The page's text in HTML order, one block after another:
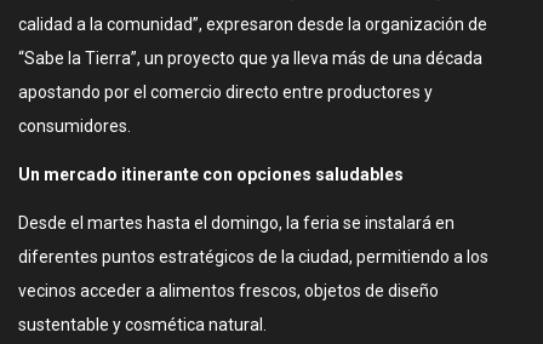
calidad a la comunidad”, expresaron desde la organización de
“Sabe la Tierra”, un proyecto que ya lleva más de una década
apostando por el comercio directo entre productores y
consumidores.
Un mercado itinerante con opciones saludables
Desde el martes hasta el domingo, la feria se instalará en
diferentes puntos estratégicos de la ciudad, permitiendo a los
vecinos acceder a alimentos frescos, objetos de diseño
sustentable y cosmética natural.